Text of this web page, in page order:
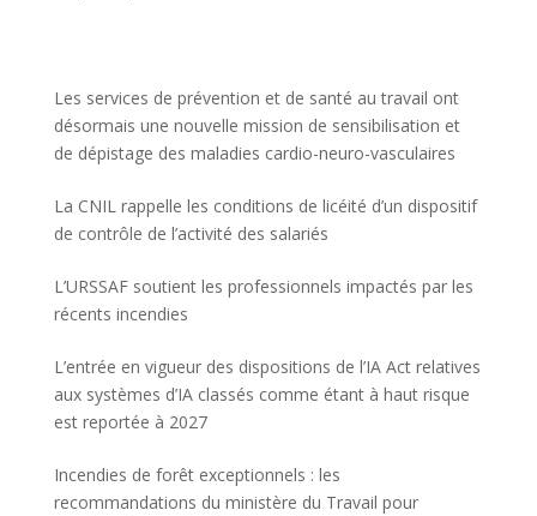
Les services de prévention et de santé au travail ont
désormais une nouvelle mission de sensibilisation et
de dépistage des maladies cardio-neuro-vasculaires
La CNIL rappelle les conditions de licéité d’un dispositif
de contrôle de l’activité des salariés
L’URSSAF soutient les professionnels impactés par les
récents incendies
L’entrée en vigueur des dispositions de l’IA Act relatives
aux systèmes d’IA classés comme étant à haut risque
est reportée à 2027
Incendies de forêt exceptionnels : les
recommandations du ministère du Travail pour